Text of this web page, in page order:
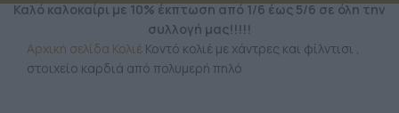
Καλό καλοκαίρι με 10% έκπτωση από 1/6 έως 5/6 σε όλη την
συλλογή μας!!!!!
Αρχική σελίδα Κολιέ Κοντό κολιέ με χάντρες και φίλντισι ,
στοιχείο καρδιά από πολυμερή πηλό